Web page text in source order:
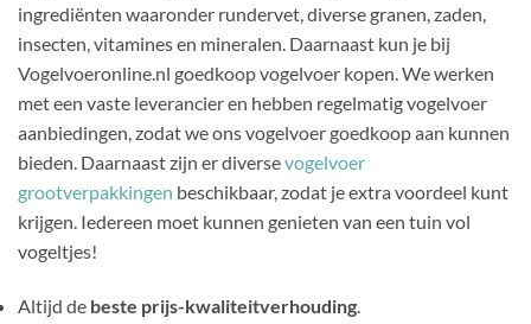
ingrediënten waaronder rundervet, diverse granen, zaden,
insecten, vitamines en mineralen. Daarnaast kun je bij
Vogelvoeronline.nl goedkoop vogelvoer kopen. We werken
met een vaste leverancier en hebben regelmatig vogelvoer
aanbiedingen, zodat we ons vogelvoer goedkoop aan kunnen
bieden. Daarnaast zijn er diversevogelvoer
grootverpakkingen beschikbaar, zodat je extra voordeel kunt
krijgen. Iedereen moet kunnen genieten van een tuin vol
vogeltjes!
Altijd de beste prijs-kwaliteitverhouding.